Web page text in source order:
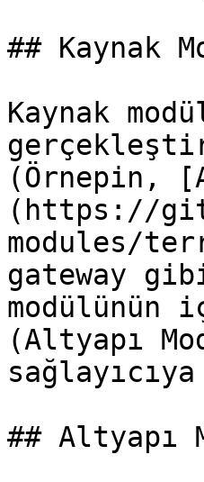
## Kaynak
Kaynak
(Örnepin,
(https://
modules/
gateway
modülünün
(Altyapı
## Altyapı